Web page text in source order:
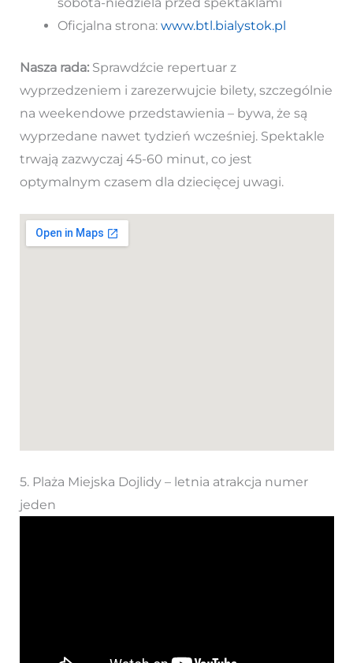
Oficjalna strona: www.btl.bialystok.pl
Nasza rada:Sprawdźcie repertuar z
wyprzedzeniem i zarezerwujcie bilety, szczególnie
na weekendowe przedstawienia – bywa, że są
wyprzedane nawet tydzień wcześniej. Spektakle
trwają zazwyczaj 45-60 minut, co jest
optymalnym czasem dla dziecięcej uwagi.
5. Plaża Miejska Dojlidy – letnia atrakcja numer
jeden